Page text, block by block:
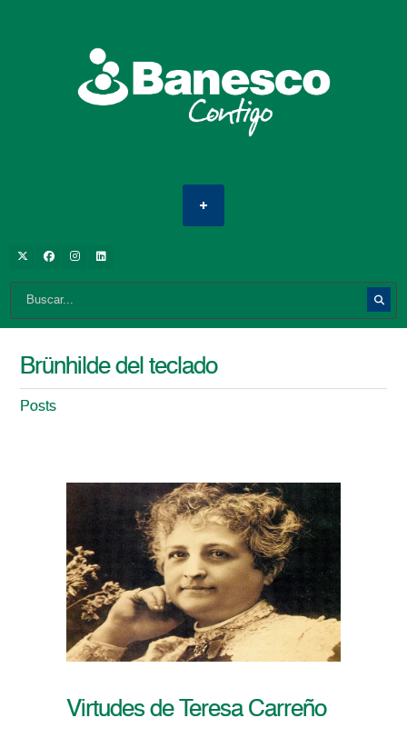
Brünhilde del teclado
Posts
Virtudes de Teresa Carreño